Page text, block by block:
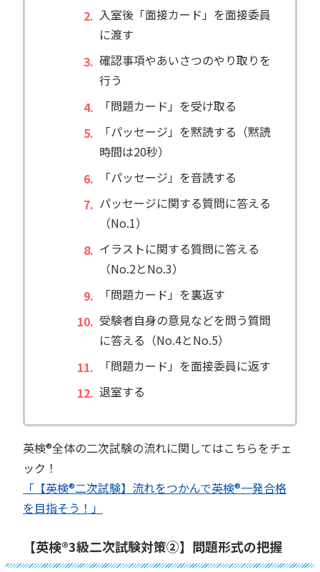
入室後「面接カード」を面接委員
に渡す
確認事項やあいさつのやり取りを
行う
「問題カード」を受け取る
「パッセージ」を黙読する（黙読
時間は20秒）
「パッセージ」を音読する
パッセージに関する質問に答える
（No.1）
イラストに関する質問に答える
（No.2とNo.3）
「問題カード」を裏返す
受験者自身の意見などを問う質問
に答える（No.4とNo.5）
「問題カード」を面接委員に返す
退室する
英検®︎全体の二次試験の流れに関してはこちらをチェ
ック！
「【英検®︎二次試験】流れをつかんで英検®︎一発合格
を目指そう！」
【英検®︎3級二次試験対策②】問題形式の把握